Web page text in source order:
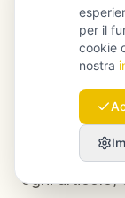
Questo
E-E-A-T.
Takeaway
standard
consiglio
ogni articolo;
per il
cookie
nostra